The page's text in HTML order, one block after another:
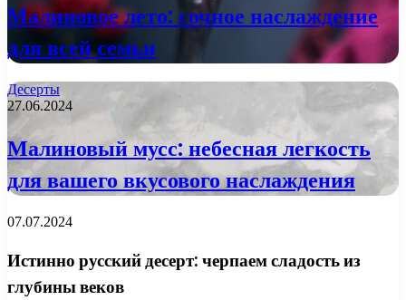
Малиновое лето: сочное наслаждение
для всей семьи
Десерты
27.06.2024
Малиновый мусс: небесная легкость
для вашего вкусового наслаждения
07.07.2024
Истинно русский десерт: черпаем сладость из
глубины веков